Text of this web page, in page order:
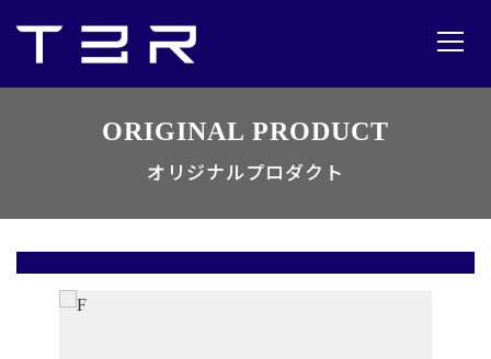
ORIGINAL PRODUCT
オリジナルプロダクト